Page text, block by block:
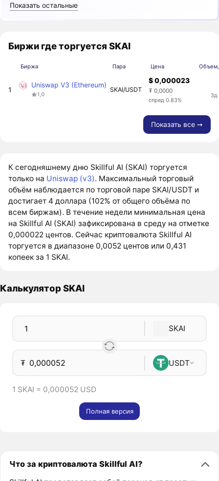
Показать остальные
Биржи где торгуется SKAI
Биржа Пара Цена
1
Uniswap V3 (Ethereum)
1,0
SKAI/USDT
$ 0,000023
₮ 0,0000
спред 0.83%
3д
Показать все ➙
К сегодняшнему дню Skillful AI (SKAI) торгуется
только на Uniswap (v3). Максимальный торговый
объём наблюдается по торговой паре SKAI/USDT и
достигает 4 доллара (102% от общего объёма по
всем биржам). В течение недели минимальная цена
на Skillful AI (SKAI) зафиксирована в среду на отметке
0,000022 центов. Сейчас криптовалюта Skillful AI
торгуется в диапазоне 0,0052 центов или 0,431
копеек за 1 SKAI.
Калькулятор SKAI
SKAI
₮ USDT
1 SKAI = 0,000052 USD
Полная версия
Что за криптовалюта Skillful AI?